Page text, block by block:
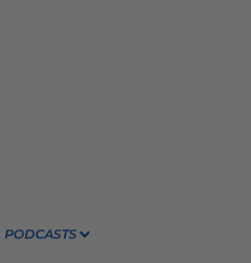
PODCASTS